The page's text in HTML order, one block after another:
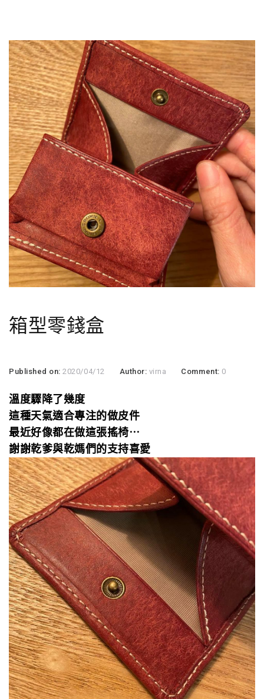
箱型零錢盒
Published on:2020/04/12 Author: virna Comment: 0
溫度驟降了幾度
這種天氣適合專注的做皮件
最近好像都在做這張搖椅⋯
謝謝乾爹與乾媽們的支持喜愛